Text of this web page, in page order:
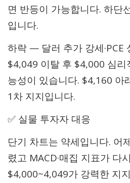
면 반등이 가능합니다. 하단
입니다.
하락 — 달러 추가 강세·PCE
$4,049 이탈 후 $4,000 심
능성이 있습니다. $4,160 아
1차 지지입니다.
✅ 실물 투자자 대응
단기 차트는 약세입니다. 어
렸고 MACD·매집 지표가 다
$4,000~4,049가 강력한 지